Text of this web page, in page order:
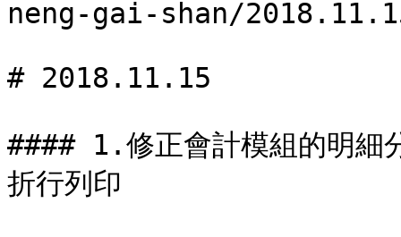
neng-gai-shan/
# 2018.11.15
#### 1.修正會計模組的明細
折行列印